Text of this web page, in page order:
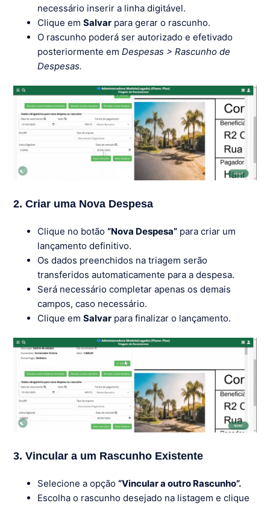
necessário inserir a linha digitável.
Clique emSalvar para gerar o rascunho.
O rascunho poderá ser autorizado e efetivado
posteriormente emDespesas > Rascunho de
Despesas.
2. Criar uma Nova Despesa
Clique no botão“Nova Despesa” para criar um
lançamento definitivo.
Os dados preenchidos na triagem serão
transferidos automaticamente para a despesa.
Será necessário completar apenas os demais
campos, caso necessário.
Clique emSalvar para finalizar o lançamento.
3. Vincular a um Rascunho Existente
Selecione a opção“Vincular a outro Rascunho”.
Escolha o rascunho desejado na listagem e clique